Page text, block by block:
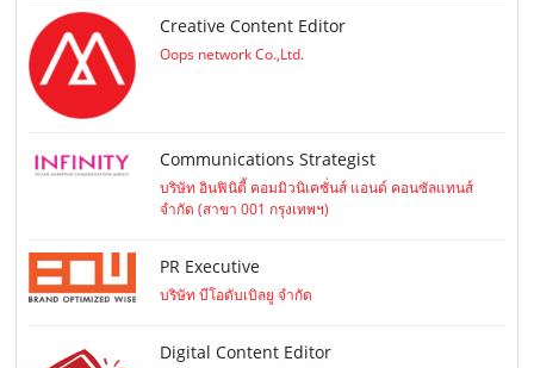
Creative Content Editor
Oops network Co.,Ltd.
Communications Strategist
บริษัท อินฟินิตี้ คอมมิวนิเคชั่นส์ แอนด์ คอนซัลแทนส์
จำกัด (สาขา 001 กรุงเทพฯ)
PR Executive
บริษัท บีโอดับเบิลยู จำกัด
Digital Content Editor